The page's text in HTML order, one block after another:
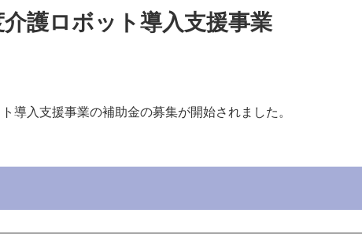
護ロボット導入支援事業
導入支援事業の補助金の募集が開始されました。